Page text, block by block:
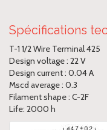
Spécifications
T-1 1/2 Wire Terminal 425
Design voltage : 22 V
Design current : 0.04 A
Mscd average : 0.3
Filament shape : C-2F
Life: 2000 h